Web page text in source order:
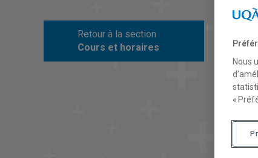
Retour à la section
Cours et horaires
Nous
«